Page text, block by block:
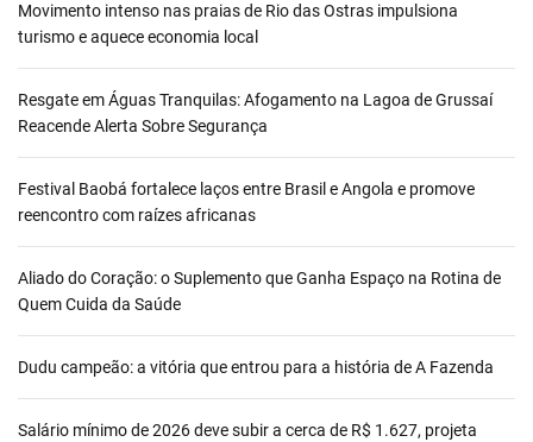
Movimento intenso nas praias de Rio das Ostras impulsiona
turismo e aquece economia local
Resgate em Águas Tranquilas: Afogamento na Lagoa de Grussaí
Reacende Alerta Sobre Segurança
Festival Baobá fortalece laços entre Brasil e Angola e promove
reencontro com raízes africanas
Aliado do Coração: o Suplemento que Ganha Espaço na Rotina de
Quem Cuida da Saúde
Dudu campeão: a vitória que entrou para a história de A Fazenda
Salário mínimo de 2026 deve subir a cerca de R$ 1.627, projeta